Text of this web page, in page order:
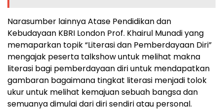
Narasumber lainnya Atase Pendidikan dan
Kebudayaan KBRI London Prof. Khairul Munadi yang
memaparkan topik “Literasi dan Pemberdayaan Diri”
mengajak peserta talkshow untuk melihat makna
literasi bagi pemberdayaan diri untuk mendapatkan
gambaran bagaimana tingkat literasi menjadi tolok
ukur untuk melihat kemajuan sebuah bangsa dan
semuanya dimulai dari diri sendiri atau personal.